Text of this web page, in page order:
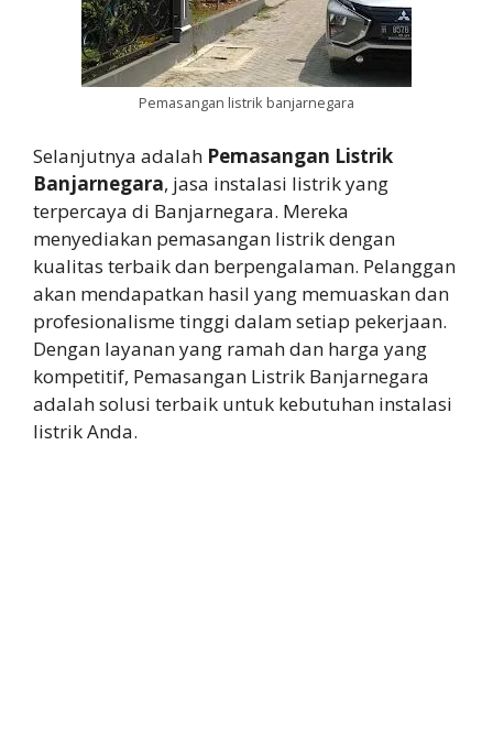
Pemasangan listrik banjarnegara
Selanjutnya adalah Pemasangan Listrik
Banjarnegara, jasa instalasi listrik yang
terpercaya di Banjarnegara. Mereka
menyediakan pemasangan listrik dengan
kualitas terbaik dan berpengalaman. Pelanggan
akan mendapatkan hasil yang memuaskan dan
profesionalisme tinggi dalam setiap pekerjaan.
Dengan layanan yang ramah dan harga yang
kompetitif, Pemasangan Listrik Banjarnegara
adalah solusi terbaik untuk kebutuhan instalasi
listrik Anda.